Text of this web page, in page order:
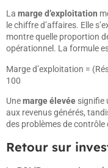
La marge d’exploitation
le chiffre d’affaires. Elle
montre quelle proportion
opérationnel. La formule
Marge d’exploitation =
100
Unemarge élevée signifie
aux revenus générés,
des problèmes de contrôle
Retour sur